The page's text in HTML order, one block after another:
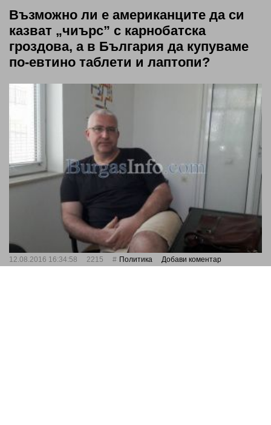
Възможно ли е американците да си
казват „чиърс” с карнобатска
гроздова, а в България да купуваме
по-евтино таблети и лаптопи?
12.08.2016 16:34:58 2215 Политика Добави коментар